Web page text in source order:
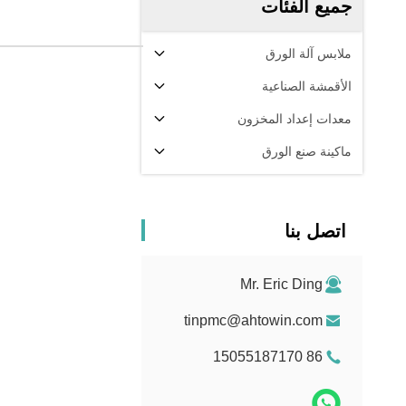
جميع الفئات
ملابس آلة الورق
الأقمشة الصناعية
معدات إعداد المخزون
ماكينة صنع الورق
اتصل بنا
Mr. Eric Ding
tinpmc@ahtowin.com
86 15055187170